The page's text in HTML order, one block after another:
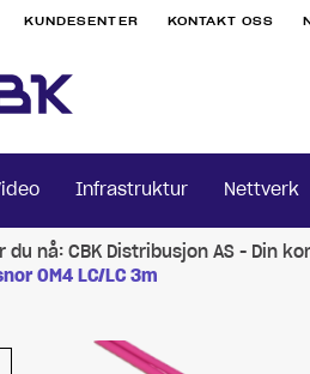
KUNDESENTER KONTAKT OSS
Infrastruktur Nettverk
du nå: CBK Distribusjon AS - Din
OM4 LC/LC 3m